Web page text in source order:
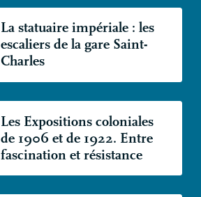
La statuaire impériale : les
escaliers de la gare Saint-
Charles
Les Expositions coloniales
de 1906 et de 1922. Entre
fascination et résistance